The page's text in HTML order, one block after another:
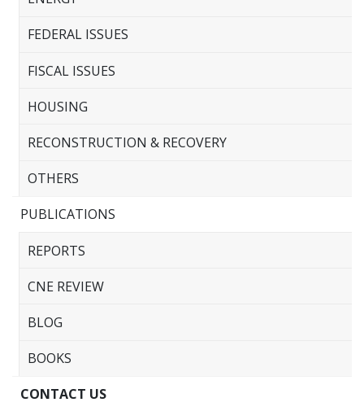
FEDERAL ISSUES
FISCAL ISSUES
HOUSING
RECONSTRUCTION & RECOVERY
OTHERS
PUBLICATIONS
REPORTS
CNE REVIEW
BLOG
BOOKS
CONTACT US